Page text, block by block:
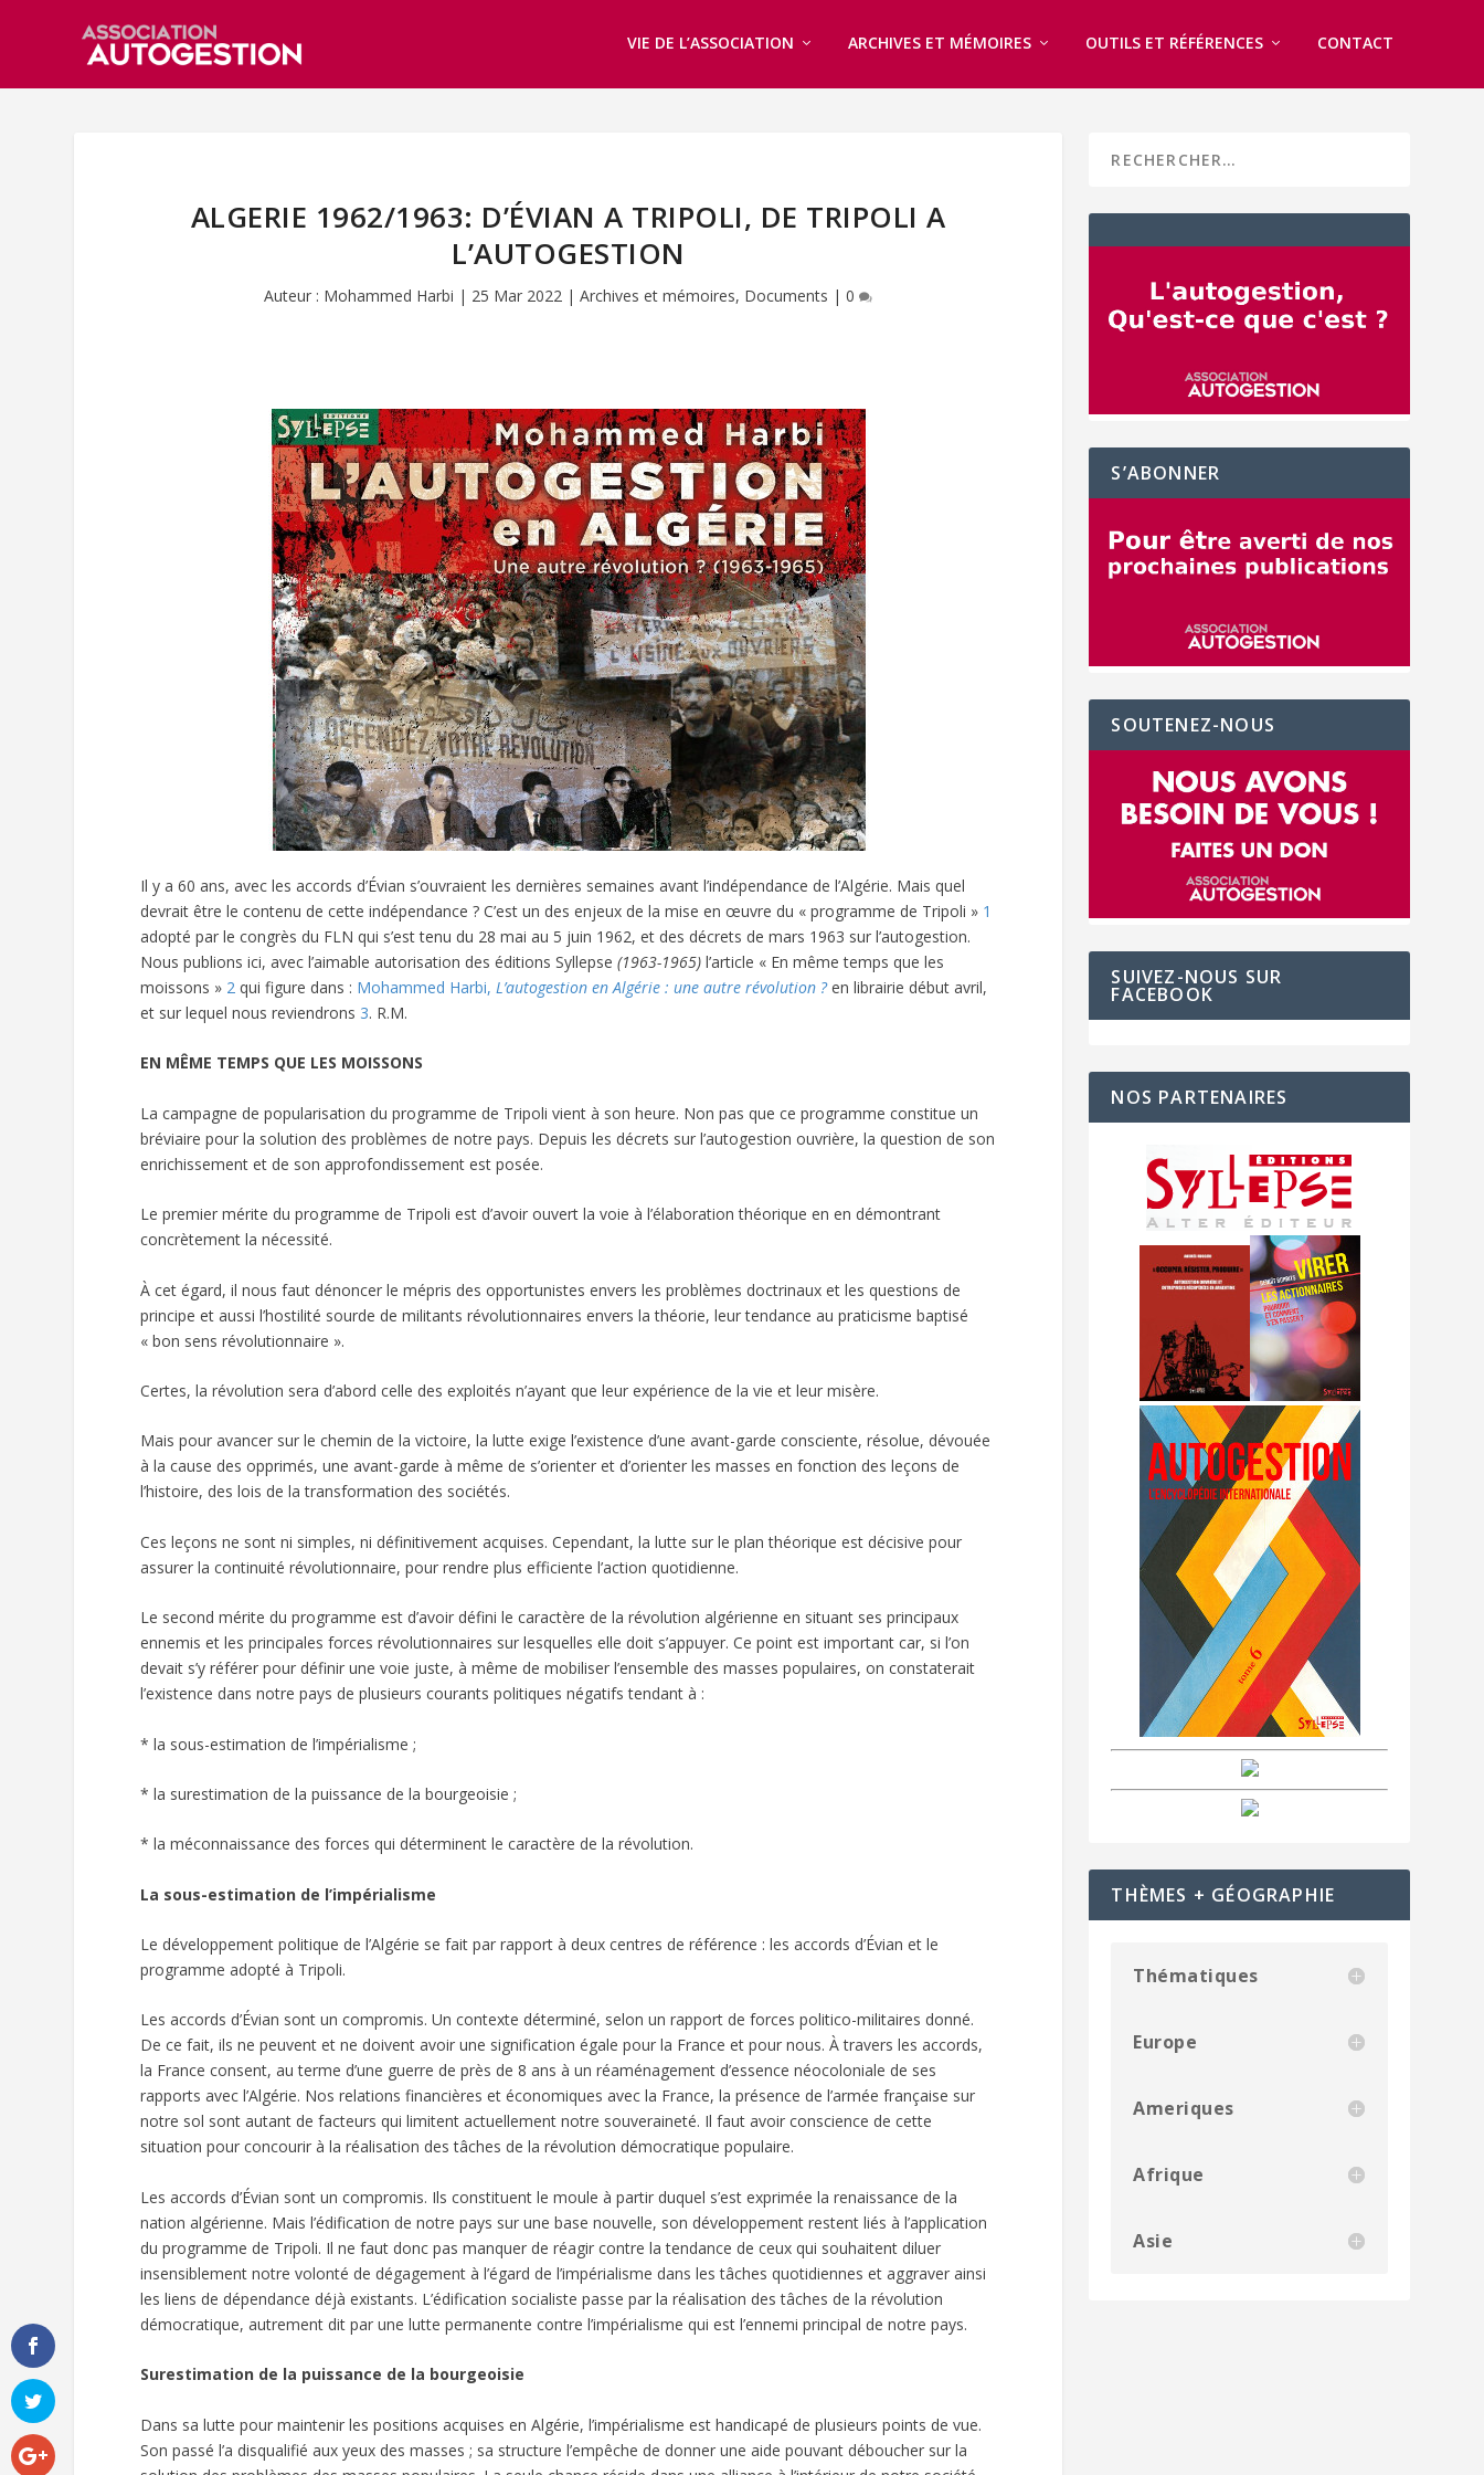
VIE DE L’ASSOCIATION ARCHIVES ET MÉMOIRES OUTILS ET RÉFÉRENCES CONTACT
ALGERIE 1962/1963: D’ÉVIAN A TRIPOLI, DE TRIPOLI A
L’AUTOGESTION
Auteur : Mohammed Harbi | 25 Mar 2022 |Archives et mémoires, Documents |0
Il y a 60 ans, avec les accords d’Évian s’ouvraient les dernières semaines avant l’indépendance de l’Algérie. Mais quel
devrait être le contenu de cette indépendance ? C’est un des enjeux de la mise en œuvre du « programme de Tripoli » 1
adopté par le congrès du FLN qui s’est tenu du 28 mai au 5 juin 1962, et des décrets de mars 1963 sur l’autogestion.
Nous publions ici, avec l’aimable autorisation des éditions Syllepse(1963-1965) l’article « En même temps que les
moissons » 2 qui figure dans : Mohammed Harbi,L’autogestion en Algérie : une autre révolution ? en librairie début avril,
et sur lequel nous reviendrons 3. R.M.
EN MÊME TEMPS QUE LES MOISSONS
La campagne de popularisation du programme de Tripoli vient à son heure. Non pas que ce programme constitue un
bréviaire pour la solution des problèmes de notre pays. Depuis les décrets sur l’autogestion ouvrière, la question de son
enrichissement et de son approfondissement est posée.
Le premier mérite du programme de Tripoli est d’avoir ouvert la voie à l’élaboration théorique en en démontrant
concrètement la nécessité.
À cet égard, il nous faut dénoncer le mépris des opportunistes envers les problèmes doctrinaux et les questions de
principe et aussi l’hostilité sourde de militants révolutionnaires envers la théorie, leur tendance au praticisme baptisé
« bon sens révolutionnaire ».
Certes, la révolution sera d’abord celle des exploités n’ayant que leur expérience de la vie et leur misère.
Mais pour avancer sur le chemin de la victoire, la lutte exige l’existence d’une avant-garde consciente, résolue, dévouée
à la cause des opprimés, une avant-garde à même de s’orienter et d’orienter les masses en fonction des leçons de
l’histoire, des lois de la transformation des sociétés.
Ces leçons ne sont ni simples, ni définitivement acquises. Cependant, la lutte sur le plan théorique est décisive pour
assurer la continuité révolutionnaire, pour rendre plus efficiente l’action quotidienne.
Le second mérite du programme est d’avoir défini le caractère de la révolution algérienne en situant ses principaux
ennemis et les principales forces révolutionnaires sur lesquelles elle doit s’appuyer. Ce point est important car, si l’on
devait s’y référer pour définir une voie juste, à même de mobiliser l’ensemble des masses populaires, on constaterait
l’existence dans notre pays de plusieurs courants politiques négatifs tendant à :
* la sous-estimation de l’impérialisme ;
* la surestimation de la puissance de la bourgeoisie ;
* la méconnaissance des forces qui déterminent le caractère de la révolution.
La sous-estimation de l’impérialisme
Le développement politique de l’Algérie se fait par rapport à deux centres de référence : les accords d’Évian et le
programme adopté à Tripoli.
Les accords d’Évian sont un compromis. Un contexte déterminé, selon un rapport de forces politico-militaires donné.
De ce fait, ils ne peuvent et ne doivent avoir une signification égale pour la France et pour nous. À travers les accords,
la France consent, au terme d’une guerre de près de 8 ans à un réaménagement d’essence néocoloniale de ses
rapports avec l’Algérie. Nos relations financières et économiques avec la France, la présence de l’armée française sur
notre sol sont autant de facteurs qui limitent actuellement notre souveraineté. Il faut avoir conscience de cette
situation pour concourir à la réalisation des tâches de la révolution démocratique populaire.
Les accords d’Évian sont un compromis. Ils constituent le moule à partir duquel s’est exprimée la renaissance de la
nation algérienne. Mais l’édification de notre pays sur une base nouvelle, son développement restent liés à l’application
du programme de Tripoli. Il ne faut donc pas manquer de réagir contre la tendance de ceux qui souhaitent diluer
insensiblement notre volonté de dégagement à l’égard de l’impérialisme dans les tâches quotidiennes et aggraver ainsi
les liens de dépendance déjà existants. L’édification socialiste passe par la réalisation des tâches de la révolution
démocratique, autrement dit par une lutte permanente contre l’impérialisme qui est l’ennemi principal de notre pays.
Surestimation de la puissance de la bourgeoisie
Dans sa lutte pour maintenir les positions acquises en Algérie, l’impérialisme est handicapé de plusieurs points de vue.
Son passé l’a disqualifié aux yeux des masses ; sa structure l’empêche de donner une aide pouvant déboucher sur la
S’ABONNER
SOUTENEZ-NOUS
SUIVEZ-NOUS SUR
FACEBOOK
NOS PARTENAIRES
THÈMES + GÉOGRAPHIE
Thématiques
Europe
Ameriques
Afrique
Asie